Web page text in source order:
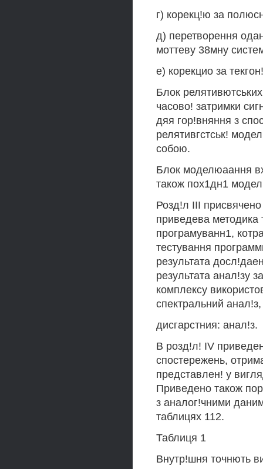
г) корекц!ю за
д) перетворення
моттеву 38мну
е) корекцио за
Блок
часово! затримки
дяя гор!вняння з
релятивгстськ!
собою.
Блок моделюаання
також пох1дн1
Розд!л III
приведева методика
програмуванн1,
тестування
результата
результата анал!зу
комплексу
спектральний
дисгарстния: анал!з.
В розд!л! IV
спостережень,
представлен! у
Приведено також
з аналог!чними
таблицях 112.
Таблиця 1
Внутр!шня точнють